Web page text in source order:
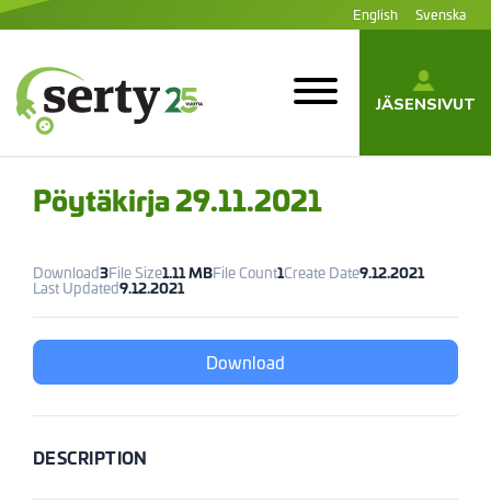
Siirry
sisältöön
English Svenska
JÄSENSIVUT
Pöytäkirja 29.11.2021
Download3File Size1.11 MBFile Count1Create Date9.12.2021
Last Updated9.12.2021
Download
DESCRIPTION